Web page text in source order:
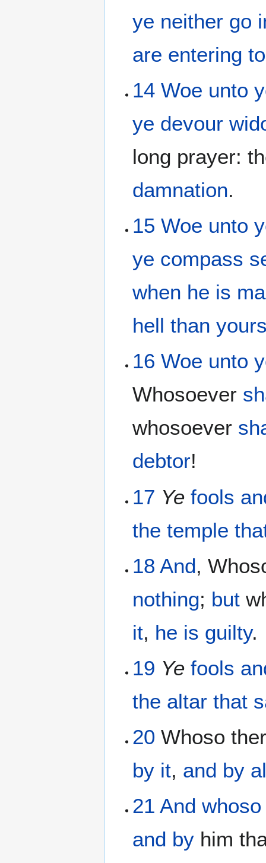
ye neither go
are entering
14 Woe unto
ye devour
long prayer:
damnation.
15 Woe unto
ye compass
when he is
hell than
16 Woe unto
Whosoever
whosoever
debtor!
17 Ye fools
the temple
18 And,
nothing; but
it, he is guilty.
19 Ye fools
the altar that
20 Whoso
by it, and by
21 And
and by him